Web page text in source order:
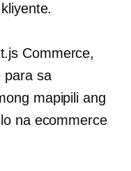
Commerce,
para sa
mapipili ang
na ecommerce